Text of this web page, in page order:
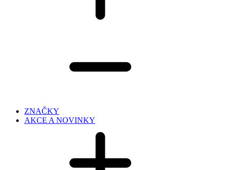
ZNAČKY
AKCE A NOVINKY